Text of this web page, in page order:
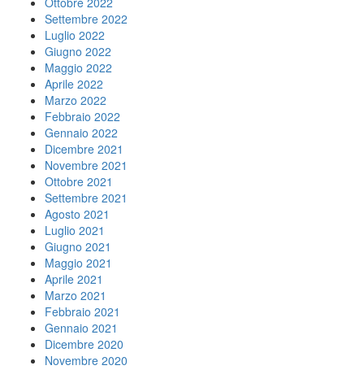
Settembre 2022
Luglio 2022
Giugno 2022
Maggio 2022
Aprile 2022
Marzo 2022
Febbraio 2022
Gennaio 2022
Dicembre 2021
Novembre 2021
Ottobre 2021
Settembre 2021
Agosto 2021
Luglio 2021
Giugno 2021
Maggio 2021
Aprile 2021
Marzo 2021
Febbraio 2021
Gennaio 2021
Dicembre 2020
Novembre 2020